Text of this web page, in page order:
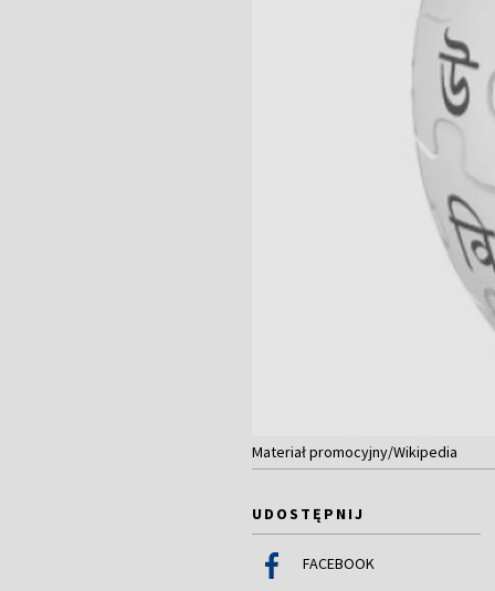
Materiał promocyjny/Wikipedia
UDOSTĘPNIJ
FACEBOOK